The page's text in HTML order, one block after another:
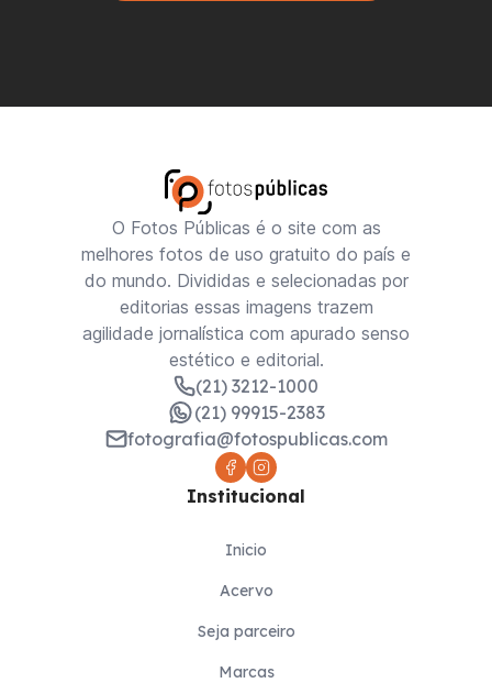
O Fotos Públicas é o site com as
melhores fotos de uso gratuito do país e
do mundo. Divididas e selecionadas por
editorias essas imagens trazem
agilidade jornalística com apurado senso
estético e editorial.
(21) 3212-1000
(21) 99915-2383
fotografia@fotospublicas.com
Institucional
Inicio
Acervo
Seja parceiro
Marcas